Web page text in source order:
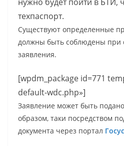
техпаспорт.
Существуют определенные
должны быть соблюдены при
заявления.
[wpdm_package id=771
default-wdc.php»]
Заявление может быть
образом, таки посредством
документа через портал